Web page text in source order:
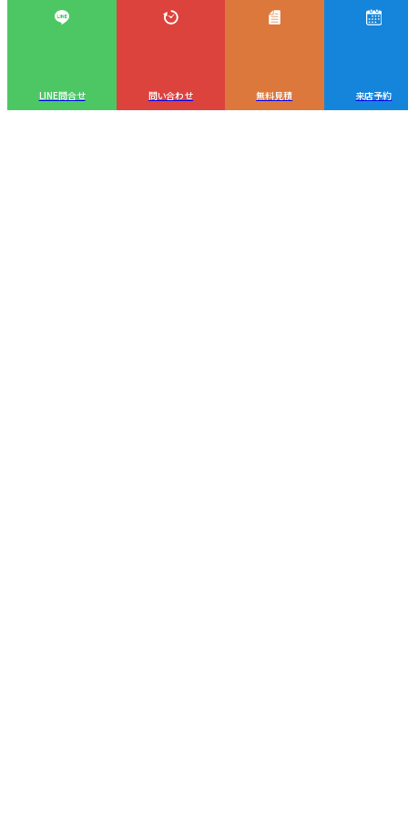
LINE問合せ 問い合わせ 無料見積 来店予約